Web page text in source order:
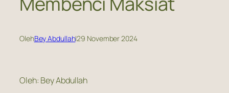
OlehBey Abdullah|29 November 2024
Oleh: Bey Abdullah